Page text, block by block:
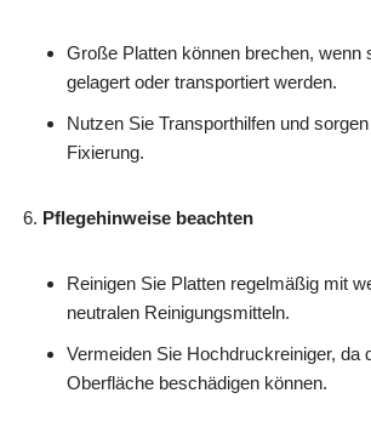
Große Platten können brechen, wenn
gelagert oder transportiert werden.
Nutzen Sie Transporthilfen und
Fixierung.
Pflegehinweise beachten
Reinigen Sie Platten regelmäßig mit
neutralen Reinigungsmitteln.
Vermeiden Sie Hochdruckreiniger, da
Oberfläche beschädigen können.